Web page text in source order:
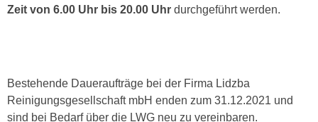
Zeit von 6.00 Uhr bis 20.00 Uhr durchgeführt werden.
Bestehende Daueraufträge bei der Firma Lidzba
Reinigungsgesellschaft mbH enden zum 31.12.2021 und
sind bei Bedarf über die LWG neu zu vereinbaren.